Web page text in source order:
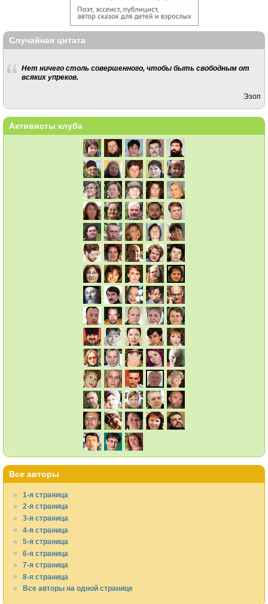
Случайная цитата
Нет ничего столь совершенного, чтобы быть свободным от
всяких упреков.
Эзоп
Активисты клуба
Все авторы
1-я страница
2-я страница
3-я страница
4-я страница
5-я страница
6-я страница
7-я страница
8-я страница
Все авторы на одной странице